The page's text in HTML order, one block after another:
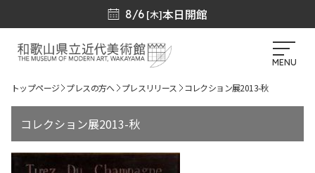
8/6 [木]本日開館
MENU
トップページ プレスの方へ プレスリリース コレクション展2013-秋
コレクション展2013-秋